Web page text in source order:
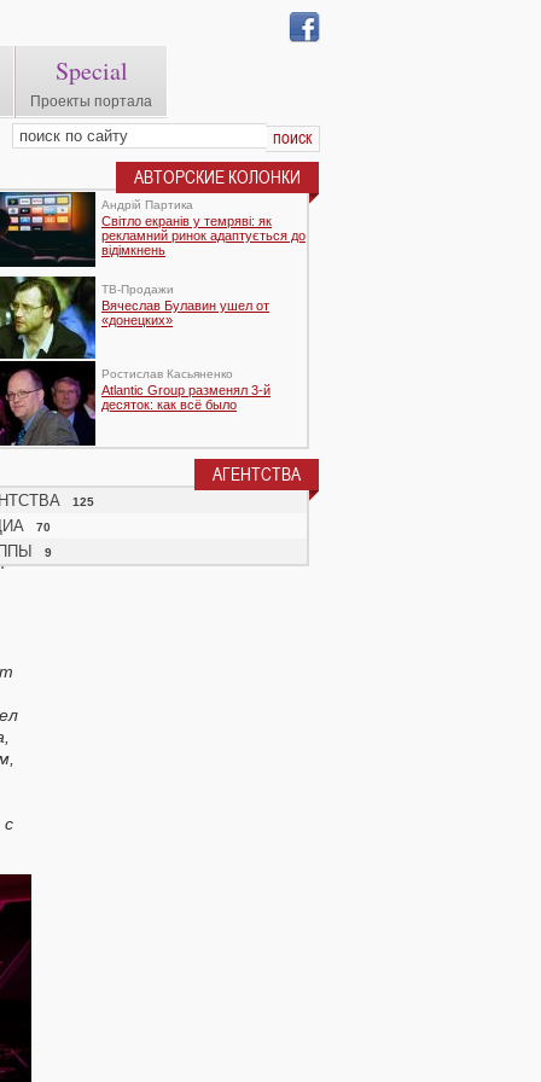
Special
Проекты портала
с
АВТОРСКИЕ КОЛОНКИ
Андрій Партика
Світло екранів у темряві: як
рекламний ринок адаптується до
відімкнень
TВ-Продажи
Вячеслав Булавин ушел от
«донецких»
Ростислав Касьяненко
Atlantic Group разменял 3-й
десяток: как всё было
АГЕНТСТВА
125
70
9